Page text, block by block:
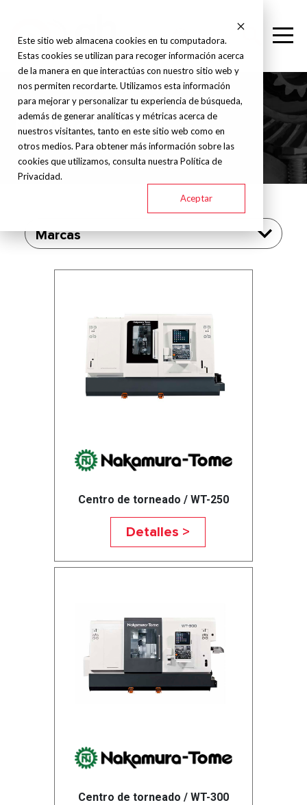
Este sitio web almacena cookies en tu computadora.
Estas cookies se utilizan para recoger información acerca
de la manera en que interactúas con nuestro sitio web y
nos permiten recordarte. Utilizamos esta información
para mejorar y personalizar tu experiencia de búsqueda,
además de generar analíticas y métricas acerca de
nuestros visitantes, tanto en este sitio web como en
otros medios. Para obtener más información sobre las
cookies que utilizamos, consulta nuestra Política de
Privacidad.
Aceptar
Multitorreta
Marcas
Centro de torneado / WT-250
Detalles >
Centro de torneado / WT-300